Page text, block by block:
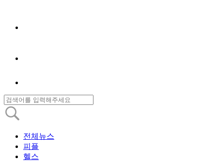
전체뉴스
피플
헬스